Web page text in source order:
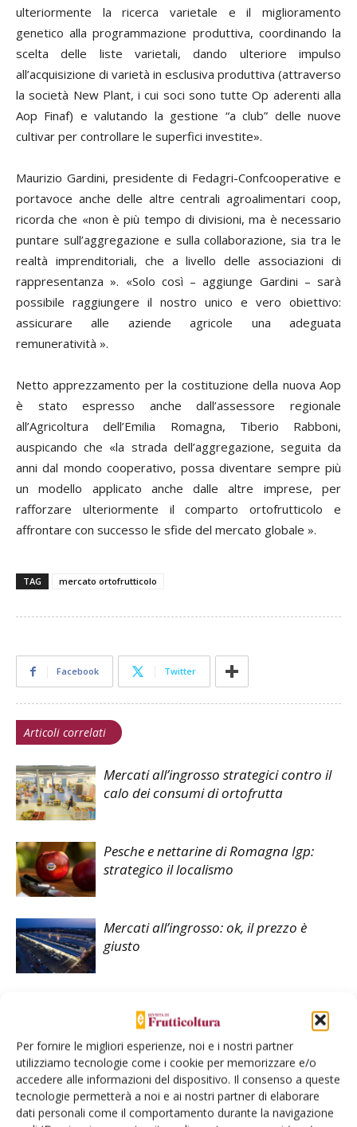
Per fornire le migliori esperienze, noi e i nostri partner
utilizziamo tecnologie come i cookie per memorizzare e/o
accedere alle informazioni del dispositivo. Il consenso a queste
tecnologie permetterà a noi e ai nostri partner di elaborare
dati personali come il comportamento durante la navigazione
ulteriormente la ricerca varietale e il miglioramento
genetico alla programmazione produttiva, coordinando la
scelta delle liste varietali, dando ulteriore impulso
all’acquisizione di varietà in esclusiva produttiva (attraverso
la società New Plant, i cui soci sono tutte Op aderenti alla
Aop Finaf) e valutando la gestione “a club” delle nuove
cultivar per controllare le superfici investite».
Maurizio Gardini, presidente di Fedagri-Confcooperative e
portavoce anche delle altre centrali agroalimentari coop,
ricorda che «non è più tempo di divisioni, ma è necessario
puntare sull’aggregazione e sulla collaborazione, sia tra le
realtà imprenditoriali, che a livello delle associazioni di
rappresentanza ». «Solo così – aggiunge Gardini – sarà
possibile raggiungere il nostro unico e vero obiettivo:
assicurare alle aziende agricole una adeguata
remuneratività ».
Netto apprezzamento per la costituzione della nuova Aop
è stato espresso anche dall’assessore regionale
all’Agricoltura dell’Emilia Romagna, Tiberio Rabboni,
auspicando che «la strada dell’aggregazione, seguita da
anni dal mondo cooperativo, possa diventare sempre più
un modello applicato anche dalle altre imprese, per
rafforzare ulteriormente il comparto ortofrutticolo e
affrontare con successo le sfide del mercato globale ».
TAG mercato ortofrutticolo
Facebook Twitter
Articoli correlati
Mercati all’ingrosso strategici contro il
calo dei consumi di ortofrutta
Pesche e nettarine di Romagna Igp:
strategico il localismo
Mercati all’ingrosso: ok, il prezzo è
giusto
E-magazine